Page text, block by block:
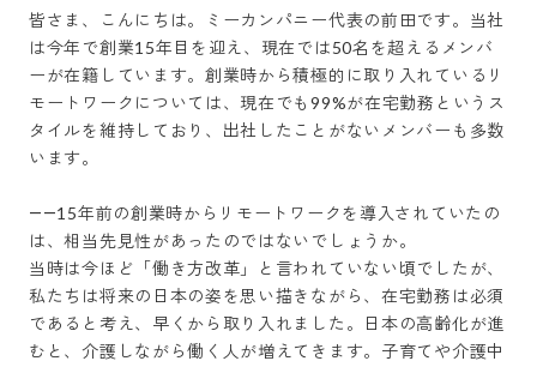
皆さま、こんにちは。ミーカンパニー代表の前田です。当社
は今年で創業15年目を迎え、現在では50名を超えるメンバ
ーが在籍しています。創業時から積極的に取り入れているリ
モートワークについては、現在でも99%が在宅勤務というス
タイルを維持しており、出社したことがないメンバーも多数
います。
――15年前の創業時からリモートワークを導入されていたの
は、相当先見性があったのではないでしょうか。
当時は今ほど「働き方改革」と言われていない頃でしたが、
私たちは将来の日本の姿を思い描きながら、在宅勤務は必須
であると考え、早くから取り入れました。日本の高齢化が進
むと、介護しながら働く人が増えてきます。子育てや介護中